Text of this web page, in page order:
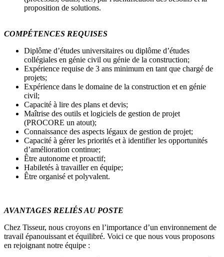
proposition de solutions.
COMPÉTENCES REQUISES
Diplôme d’études universitaires ou diplôme d’études
collégiales en génie civil ou génie de la construction;
Expérience requise de 3 ans minimum en tant que chargé de
projets;
Expérience dans le domaine de la construction et en génie
civil;
Capacité à lire des plans et devis;
Maîtrise des outils et logiciels de gestion de projet
(PROCORE un atout);
Connaissance des aspects légaux de gestion de projet;
Capacité à gérer les priorités et à identifier les opportunités
d’amélioration continue;
Être autonome et proactif;
Habiletés à travailler en équipe;
Être organisé et polyvalent.
AVANTAGES RELIÉS AU POSTE
Chez Tisseur, nous croyons en l’importance d’un environnement de
travail épanouissant et équilibré. Voici ce que nous vous proposons
en rejoignant notre équipe :